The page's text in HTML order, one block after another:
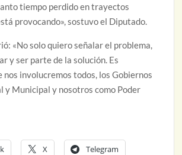
tiempo perdido en trayectos
provocando», sostuvo el Diputado.
«No solo quiero señalar el problema,
y ser parte de la solución. Es
nos involucremos todos, los Gobiernos
y Municipal y nosotros como Poder
X Telegram